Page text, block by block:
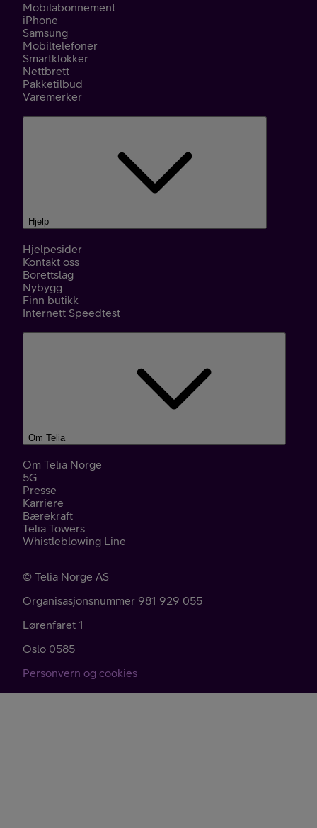
Mobilabonnement
iPhone
Samsung
Mobiltelefoner
Smartklokker
Nettbrett
Pakketilbud
Varemerker
Hjelp
Hjelpesider
Kontakt oss
Borettslag
Nybygg
Finn butikk
Internett Speedtest
Om Telia
Om Telia Norge
5G
Presse
Karriere
Bærekraft
Telia Towers
Whistleblowing Line
© Telia Norge AS
Organisasjonsnummer 981 929 055
Lørenfaret 1
Oslo 0585
Personvern og cookies